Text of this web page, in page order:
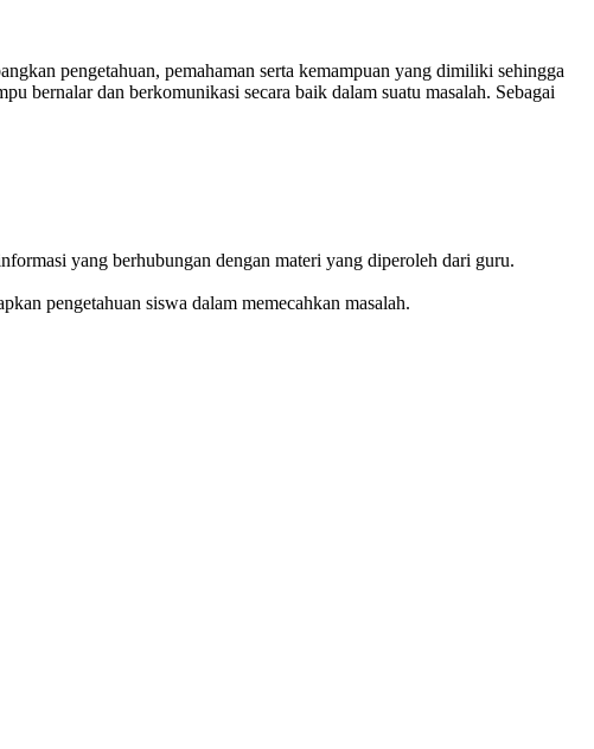
pengetahuan, pemahaman serta kemampuan yang dimiliki sehingga
bernalar dan berkomunikasi secara baik dalam suatu masalah. Sebagai
yang berhubungan dengan materi yang diperoleh dari guru.
pengetahuan siswa dalam memecahkan masalah.